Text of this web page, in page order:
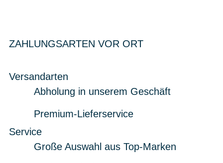
ZAHLUNGSARTEN VOR ORT
Versandarten
Abholung in unserem Geschäft
Premium-Lieferservice
Service
Große Auswahl aus Top-Marken